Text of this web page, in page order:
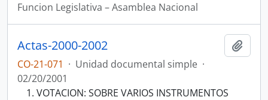
Funcion Legislativa – Asamblea Nacional
Actas-2000-2002
CO-21-071 · Unidad documental simple ·
02/20/2001
VOTACION: SOBRE VARIOS INSTRUMENTOS